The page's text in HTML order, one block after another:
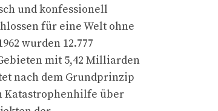
und konfessionell
für eine Welt ohne
wurden 12.777
mit 5,42 Milliarden
nach dem Grundprinzip
Katastrophenhilfe über